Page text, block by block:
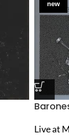
new
Live at